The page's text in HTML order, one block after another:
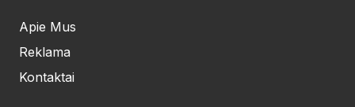
Apie Mus
Reklama
Kontaktai